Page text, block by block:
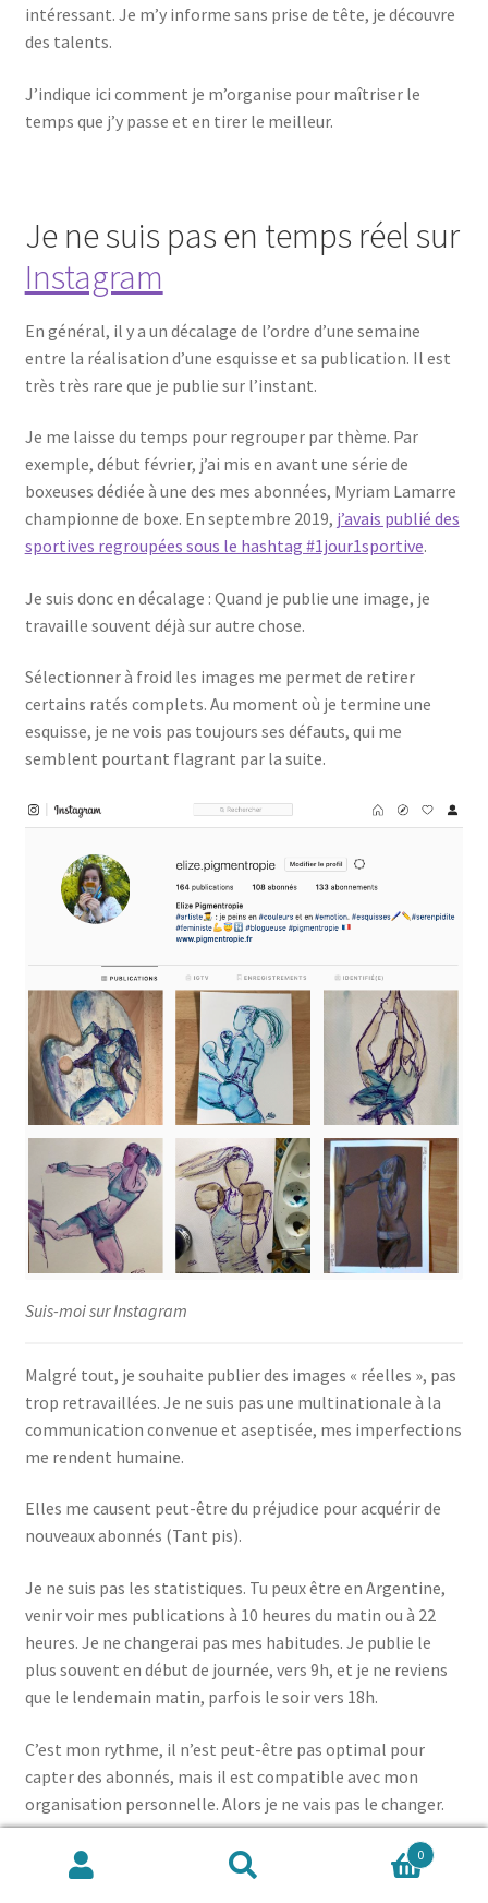
intéressant. Je m’y informe sans prise de tête, je découvre
des talents.
J’indique ici comment je m’organise pour maîtriser le
temps que j’y passe et en tirer le meilleur.
Je ne suis pas en temps réel sur
Instagram
En général, il y a un décalage de l’ordre d’une semaine
entre la réalisation d’une esquisse et sa publication. Il est
très très rare que je publie sur l’instant.
Je me laisse du temps pour regrouper par thème. Par
exemple, début février, j’ai mis en avant une série de
boxeuses dédiée à une des mes abonnées, Myriam Lamarre
championne de boxe. En septembre 2019, j’avais publié des
sportives regroupées sous le hashtag #1jour1sportive.
Je suis donc en décalage : Quand je publie une image, je
travaille souvent déjà sur autre chose.
Sélectionner à froid les images me permet de retirer
certains ratés complets. Au moment où je termine une
esquisse, je ne vois pas toujours ses défauts, qui me
semblent pourtant flagrant par la suite.
Suis-moi sur Instagram
Malgré tout, je souhaite publier des images « réelles », pas
trop retravaillées. Je ne suis pas une multinationale à la
communication convenue et aseptisée, mes imperfections
me rendent humaine.
Elles me causent peut-être du préjudice pour acquérir de
nouveaux abonnés (Tant pis).
Je ne suis pas les statistiques. Tu peux être en Argentine,
venir voir mes publications à 10 heures du matin ou à 22
heures. Je ne changerai pas mes habitudes. Je publie le
plus souvent en début de journée, vers 9h, et je ne reviens
que le lendemain matin, parfois le soir vers 18h.
C’est mon rythme, il n’est peut-être pas optimal pour
capter des abonnés, mais il est compatible avec mon
organisation personnelle. Alors je ne vais pas le changer.
En revanche, tu trouveras certainement plein de conseils
sur cette thématique, mais avant de les suivre demande-
Recherche
Recherche
0